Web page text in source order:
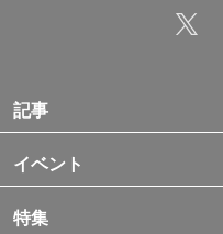
記事
イベント
特集